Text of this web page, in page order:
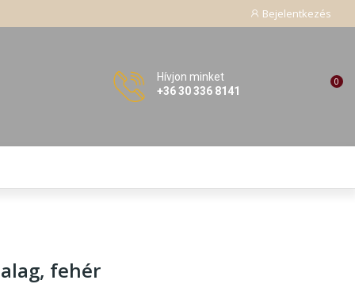
Bejelentkezés
Hívjon minket
+36 30 336 8141
0
, fehér